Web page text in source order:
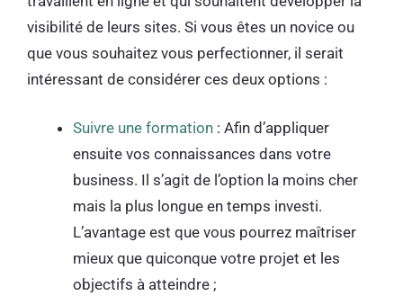
visibilité de leurs sites. Si vous êtes un novice ou
que vous souhaitez vous perfectionner, il serait
intéressant de considérer ces deux options :
Suivre une formation : Afin d’appliquer
ensuite vos connaissances dans votre
business. Il s’agit de l’option la moins cher
mais la plus longue en temps investi.
L’avantage est que vous pourrez maîtriser
mieux que quiconque votre projet et les
objectifs à atteindre ;